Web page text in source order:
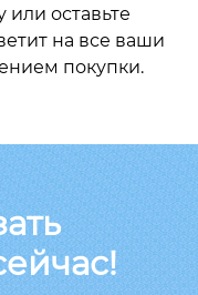
оставьте
на все ваши
покупки.